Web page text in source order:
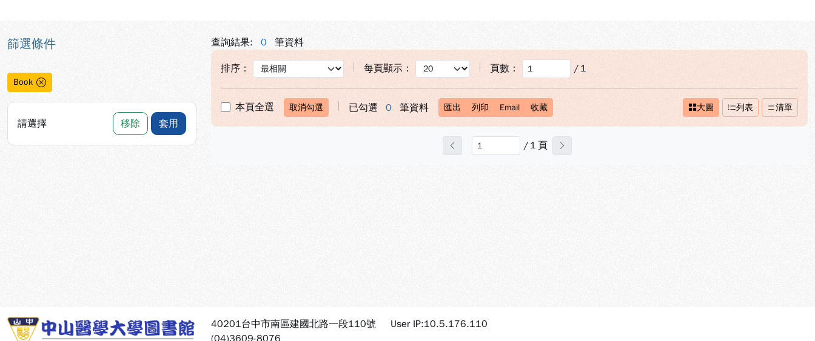
篩選條件
Book
請選擇 移除 套用
查詢結果: 0 筆資料
排序： 每頁顯示： 頁數： / 1
本頁全選 取消勾選 已勾選 0 筆資料 匯出 列印 Email 收藏 大圖 列表 清單
上一頁 / 1 頁
40201台中市南區建國北路一段110號
(04)3609-8076
User IP:10.5.176.110